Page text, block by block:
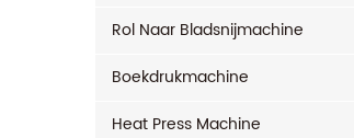
Rol Naar Bladsnijmachine
Boekdrukmachine
Heat Press Machine